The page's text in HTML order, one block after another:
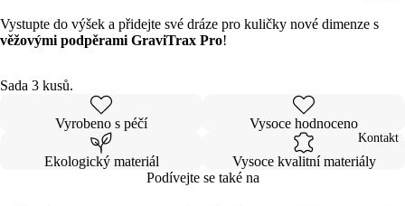
Kontakt
Vystupte do výšek a přidejte své dráze pro kuličky nové dimenze s
věžovými podpěrami GraviTrax Pro!
Sada 3 kusů.
Vyrobeno s péčí Vysoce hodnoceno
Ekologický materiál
Vysoce kvalitní materiály
Podívejte se také na